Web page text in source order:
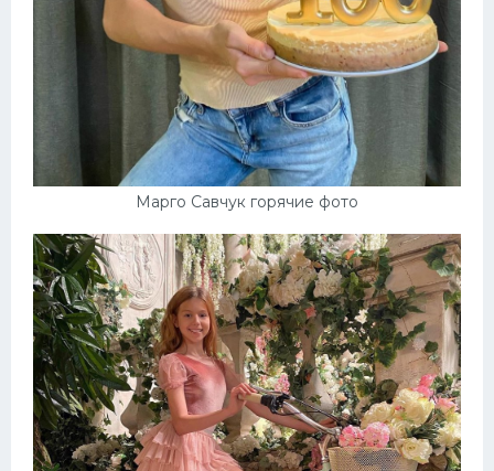
Марго Савчук горячие фото